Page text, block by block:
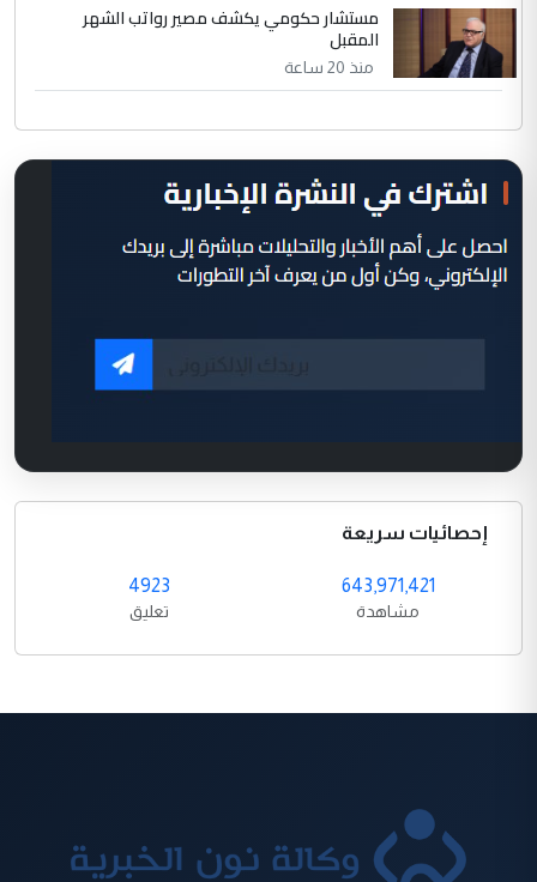
مستشار حكومي يكشف مصير رواتب الشهر
المقبل
منذ 20 ساعة
إحصائيات سريعة
643,971,421
مشاهدة
4923
تعليق